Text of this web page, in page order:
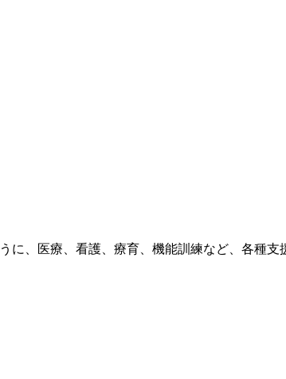
、医療、看護、療育、機能訓練など、各種支